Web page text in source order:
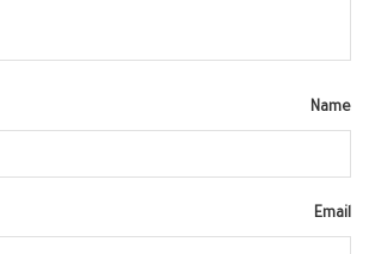
Name
Email